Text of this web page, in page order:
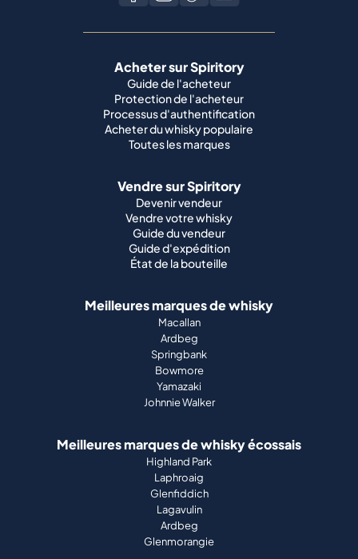
Acheter sur Spiritory
Guide de l'acheteur
Protection de l'acheteur
Processus d'authentification
Acheter du whisky populaire
Toutes les marques
Vendre sur Spiritory
Devenir vendeur
Vendre votre whisky
Guide du vendeur
Guide d'expédition
État de la bouteille
Meilleures marques de whisky
Macallan
Ardbeg
Springbank
Bowmore
Yamazaki
Johnnie Walker
Meilleures marques de whisky écossais
Highland Park
Laphroaig
Glenfiddich
Lagavulin
Ardbeg
Glenmorangie